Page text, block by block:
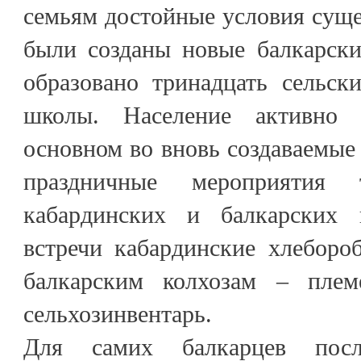
семьям достойные условия
были созданы новые
образовано тринадцать
школы. Население активно
основном во вновь
праздничные
кабардинских и
встречи кабардинские
балкарским колхозам –
сельхозинвентарь.
Для самих балкарцев